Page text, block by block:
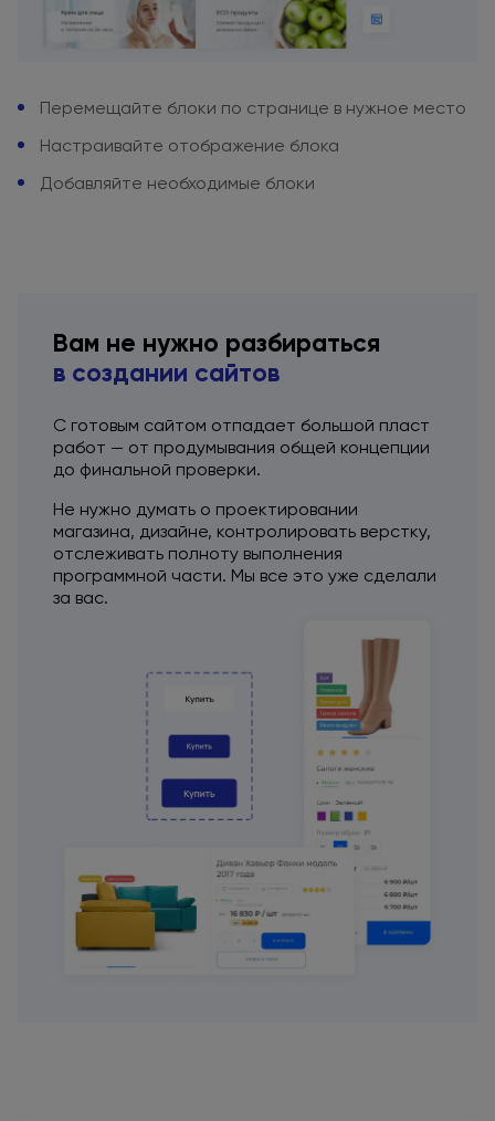
Перемещайте блоки по странице в нужное место
Настраивайте отображение блока
Добавляйте необходимые блоки
Вам не нужно разбираться
в создании сайтов
С готовым сайтом отпадает большой пласт
работ — от продумывания общей концепции
до финальной проверки.
Не нужно думать о проектировании
магазина, дизайне, контролировать верстку,
отслеживать полноту выполнения
программной части. Мы все это уже сделали
за вас.